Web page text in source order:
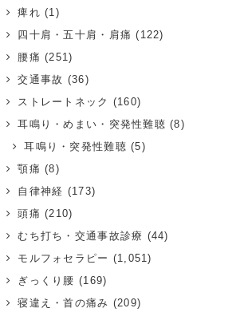
痺れ (1)
四十肩・五十肩・肩痛 (122)
腰痛 (251)
交通事故 (36)
ストレートネック (160)
耳鳴り・めまい・突発性難聴 (8)
耳鳴り・突発性難聴 (5)
顎痛 (8)
自律神経 (173)
頭痛 (210)
むち打ち・交通事故診療 (44)
モルフォセラピー (1,051)
ぎっくり腰 (169)
寝違え・首の痛み (209)